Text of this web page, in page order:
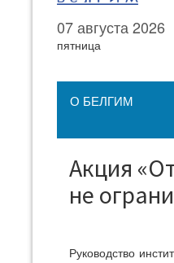
07 августа 2026
пятница
О БЕЛГИМ
Акция
не
Руководство